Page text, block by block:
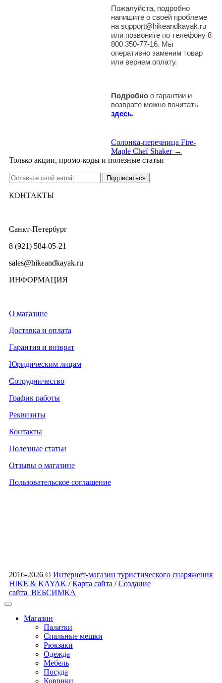
Пожалуйста, подробно
напишите о своей проблеме
на support@hikeandkayak.ru
или позвоните по телефону 8
800 350-77-16. Мы
оперативно заменим товар
или вернем оплату.
Подробно о гарантии и
возврате можно почитать
здесь.
Солонка-перечница Fire-
Maple Chef Shaker →
Только акции, промо-коды и полезные статьи
КОНТАКТЫ
Санкт-Петербург
8 (921) 584-05-21
sales@hikeandkayak.ru
ИНФОРМАЦИЯ
О магазине
Доставка и оплата
Гарантия и возврат
Юридическим лицам
Сотрудничество
График работы
Реквизиты
Контакты
Полезные статьи
Отзывы о магазине
Пользовательское соглашение
2016-2026 © Интернет-магазин туристического снаряжения
HIKE & KAYAK /Карта сайта /Создание
сайта ВЕБСИМКА
Магазин
Палатки
Спальные мешки
Рюкзаки
Одежда
Мебель
Посуда
Коврики